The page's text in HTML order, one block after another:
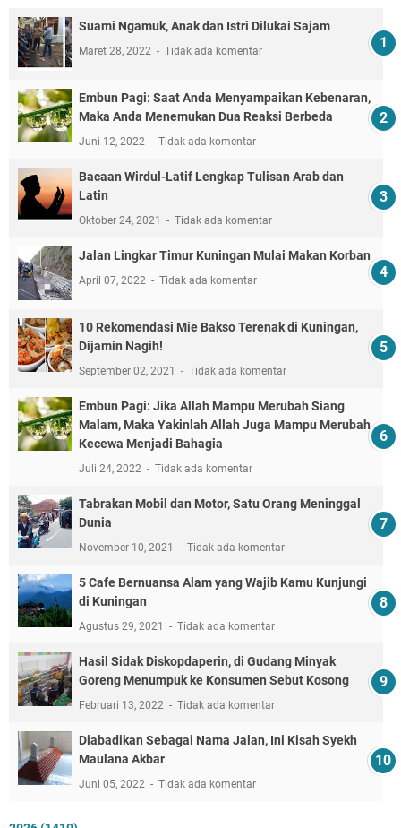
Suami Ngamuk, Anak dan Istri Dilukai Sajam
Maret 28, 2022 Tidak ada komentar
Embun Pagi: Saat Anda Menyampaikan Kebenaran,
Maka Anda Menemukan Dua Reaksi Berbeda
Juni 12, 2022 Tidak ada komentar
Bacaan Wirdul-Latif Lengkap Tulisan Arab dan
Latin
Oktober 24, 2021 Tidak ada komentar
Jalan Lingkar Timur Kuningan Mulai Makan Korban
April 07, 2022 Tidak ada komentar
10 Rekomendasi Mie Bakso Terenak di Kuningan,
Dijamin Nagih!
September 02, 2021 Tidak ada komentar
Embun Pagi: Jika Allah Mampu Merubah Siang
Malam, Maka Yakinlah Allah Juga Mampu Merubah
Kecewa Menjadi Bahagia
Juli 24, 2022 Tidak ada komentar
Tabrakan Mobil dan Motor, Satu Orang Meninggal
Dunia
November 10, 2021 Tidak ada komentar
5 Cafe Bernuansa Alam yang Wajib Kamu Kunjungi
di Kuningan
Agustus 29, 2021 Tidak ada komentar
Hasil Sidak Diskopdaperin, di Gudang Minyak
Goreng Menumpuk ke Konsumen Sebut Kosong
Februari 13, 2022 Tidak ada komentar
Diabadikan Sebagai Nama Jalan, Ini Kisah Syekh
Maulana Akbar
Juni 05, 2022 Tidak ada komentar